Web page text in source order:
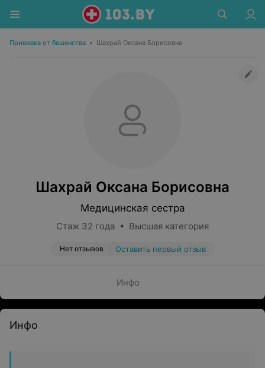
Прививка от бешенства • Шахрай Оксана Борисовна
Шахрай Оксана Борисовна
Медицинская сестра
Стаж 32 года • Высшая категория
Нет отзывов Оставить первый отзыв
Инфо
Инфо